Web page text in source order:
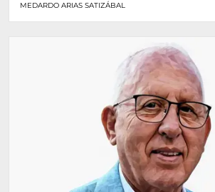
MEDARDO ARIAS SATIZÁBAL